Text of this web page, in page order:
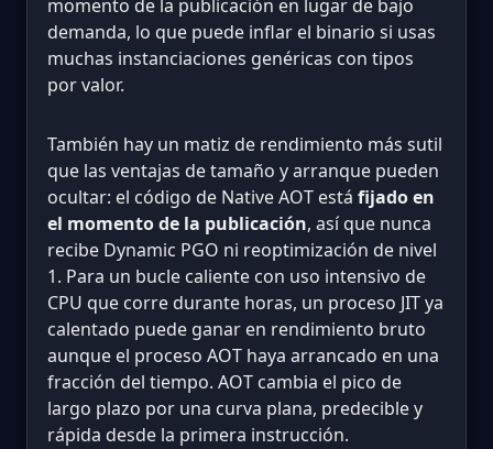
momento de la publicación en lugar de bajo
demanda, lo que puede inflar el binario si usas
muchas instanciaciones genéricas con tipos
por valor.
También hay un matiz de rendimiento más sutil
que las ventajas de tamaño y arranque pueden
ocultar: el código de Native AOT está fijado en
el momento de la publicación, así que nunca
recibe Dynamic PGO ni reoptimización de nivel
1. Para un bucle caliente con uso intensivo de
CPU que corre durante horas, un proceso JIT ya
calentado puede ganar en rendimiento bruto
aunque el proceso AOT haya arrancado en una
fracción del tiempo. AOT cambia el pico de
largo plazo por una curva plana, predecible y
rápida desde la primera instrucción.